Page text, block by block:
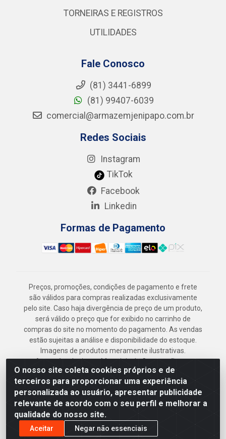
O nosso site coleta cookies próprios e de
terceiros para proporcionar uma experiência
personalizada ao usuário, apresentar publicidade
relevante de acordo com o seu perfil e melhorar a
qualidade do nosso site.
Aceitar Negar não essenciais
TORNEIRAS E REGISTROS
UTILIDADES
Fale Conosco
(81) 3441-6899
(81) 99407-6039
comercial@armazemjenipapo.com.br
Redes Sociais
Instagram
TikTok
Facebook
Linkedin
Formas de Pagamento
Preços, promoções, condições de pagamento e frete
são válidos para compras realizadas exclusivamente
pelo site. Caso haja divergência de preço de um produto,
será válido o preço que for exibido no carrinho de
compras do site no momento do pagamento. As vendas
estão sujeitas a análise e disponibilidade do estoque.
Imagens de produtos meramente ilustrativas.
Armazém Jenipapo Materiais de Construção em
Geral LTDA - Rua das Flores, 2691 - Guabiraba,
Recife/PE - CEP 52.291-630 - CNPJ
41.097.379/0001-